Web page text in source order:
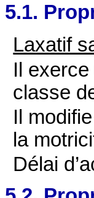
5.1.
Laxatif
Il
classe
Il
la
Délai